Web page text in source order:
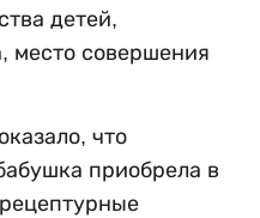
детей,
место совершения
что
приобрела в